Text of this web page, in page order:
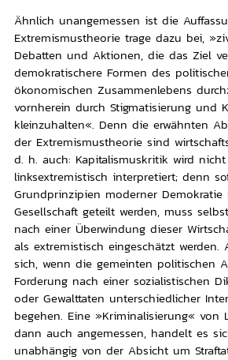
Ähnlich unangemessen ist die
Extremismustheorie trage dazu bei,
Debatten und Aktionen, die das Ziel
demokratischere Formen des
ökonomischen Zusammenlebens
vornherein durch Stigmatisierung und
kleinzuhalten«. Denn die erwähnten
der Extremismustheorie sind
d. h. auch: Kapitalismuskritik wird
linksextremistisch interpretiert; denn
Grundprinzipien moderner Demokratie
Gesellschaft geteilt werden, muss
nach einer Überwindung dieser
als extremistisch eingeschätzt werden.
sich, wenn die gemeinten politischen
Forderung nach einer sozialistischen
oder Gewalttaten unterschiedlicher
begehen. Eine »Kriminalisierung« von
dann auch angemessen, handelt es
unabhängig von der Absicht um